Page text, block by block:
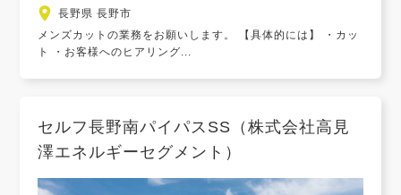
長野県 長野市
メンズカットの業務をお願いします。 【具体的には】 ・カッ
ト ・お客様へのヒアリング...
セルフ長野南パイパスSS（株式会社高見
澤エネルギーセグメント）